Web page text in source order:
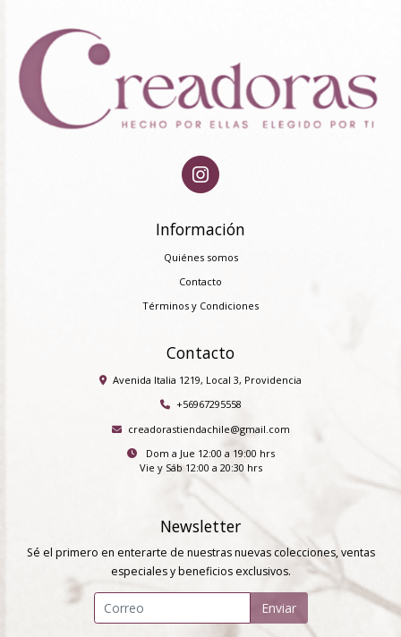
Información
Quiénes somos
Contacto
Términos y Condiciones
Contacto
Avenida Italia 1219, Local 3, Providencia
+56967295558
creadorastiendachile@gmail.com
Dom a Jue 12:00 a 19:00 hrs
Vie y Sáb 12:00 a 20:30 hrs
Newsletter
Sé el primero en enterarte de nuestras nuevas colecciones, ventas
especiales y beneficios exclusivos.
Enviar